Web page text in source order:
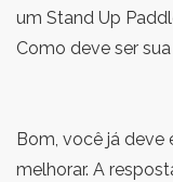
um Stand Up
Como deve ser
Bom, você já deve
melhorar. A